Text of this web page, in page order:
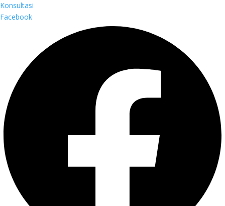
Konsultasi
Facebook